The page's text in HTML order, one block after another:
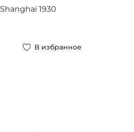
Shanghai 1930
В избранное